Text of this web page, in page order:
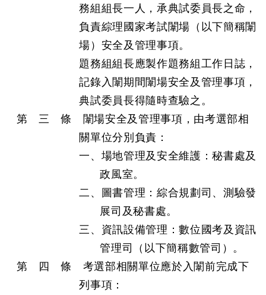
務組組長一人，承典試委員長之命，
負責綜理國家考試闈場（以下簡稱闈
場）安全及管理事項。
題務組組長應製作題務組工作日誌，
記錄入闈期間闈場安全及管理事項，
典試委員長得隨時查驗之。
第 三 條 闈場安全及管理事項，由考選部相
關單位分別負責：
一、場地管理及安全維護：秘書處及
政風室。
二、圖書管理：綜合規劃司、測驗發
展司及秘書處。
三、資訊設備管理：數位國考及資訊
管理司（以下簡稱數管司）。
第 四 條 考選部相關單位應於入闈前完成下
列事項：